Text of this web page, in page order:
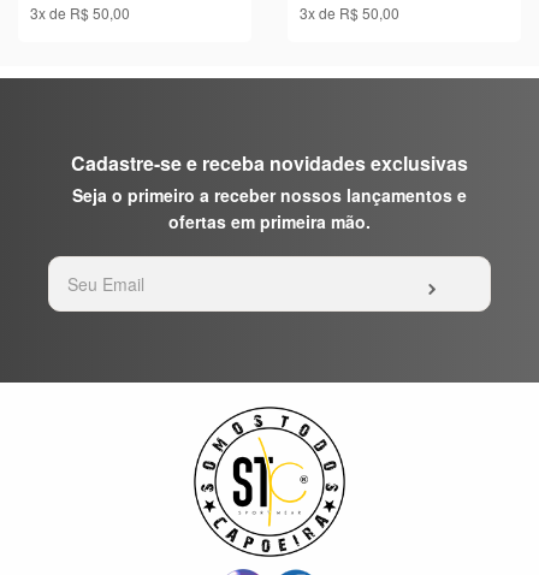
3x de R$ 50,00 3x de R$ 50,00
Cadastre-se e receba novidades exclusivas
Seja o primeiro a receber nossos lançamentos e
ofertas em primeira mão.